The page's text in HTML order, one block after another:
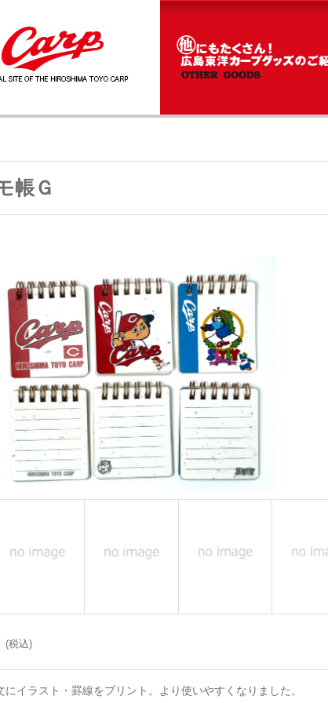
帳Ｇ
(税込)
イラスト・罫線をプリント。より使いやすくなりました。